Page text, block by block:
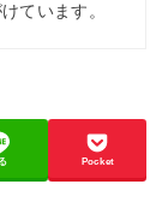
ています。
Pocket